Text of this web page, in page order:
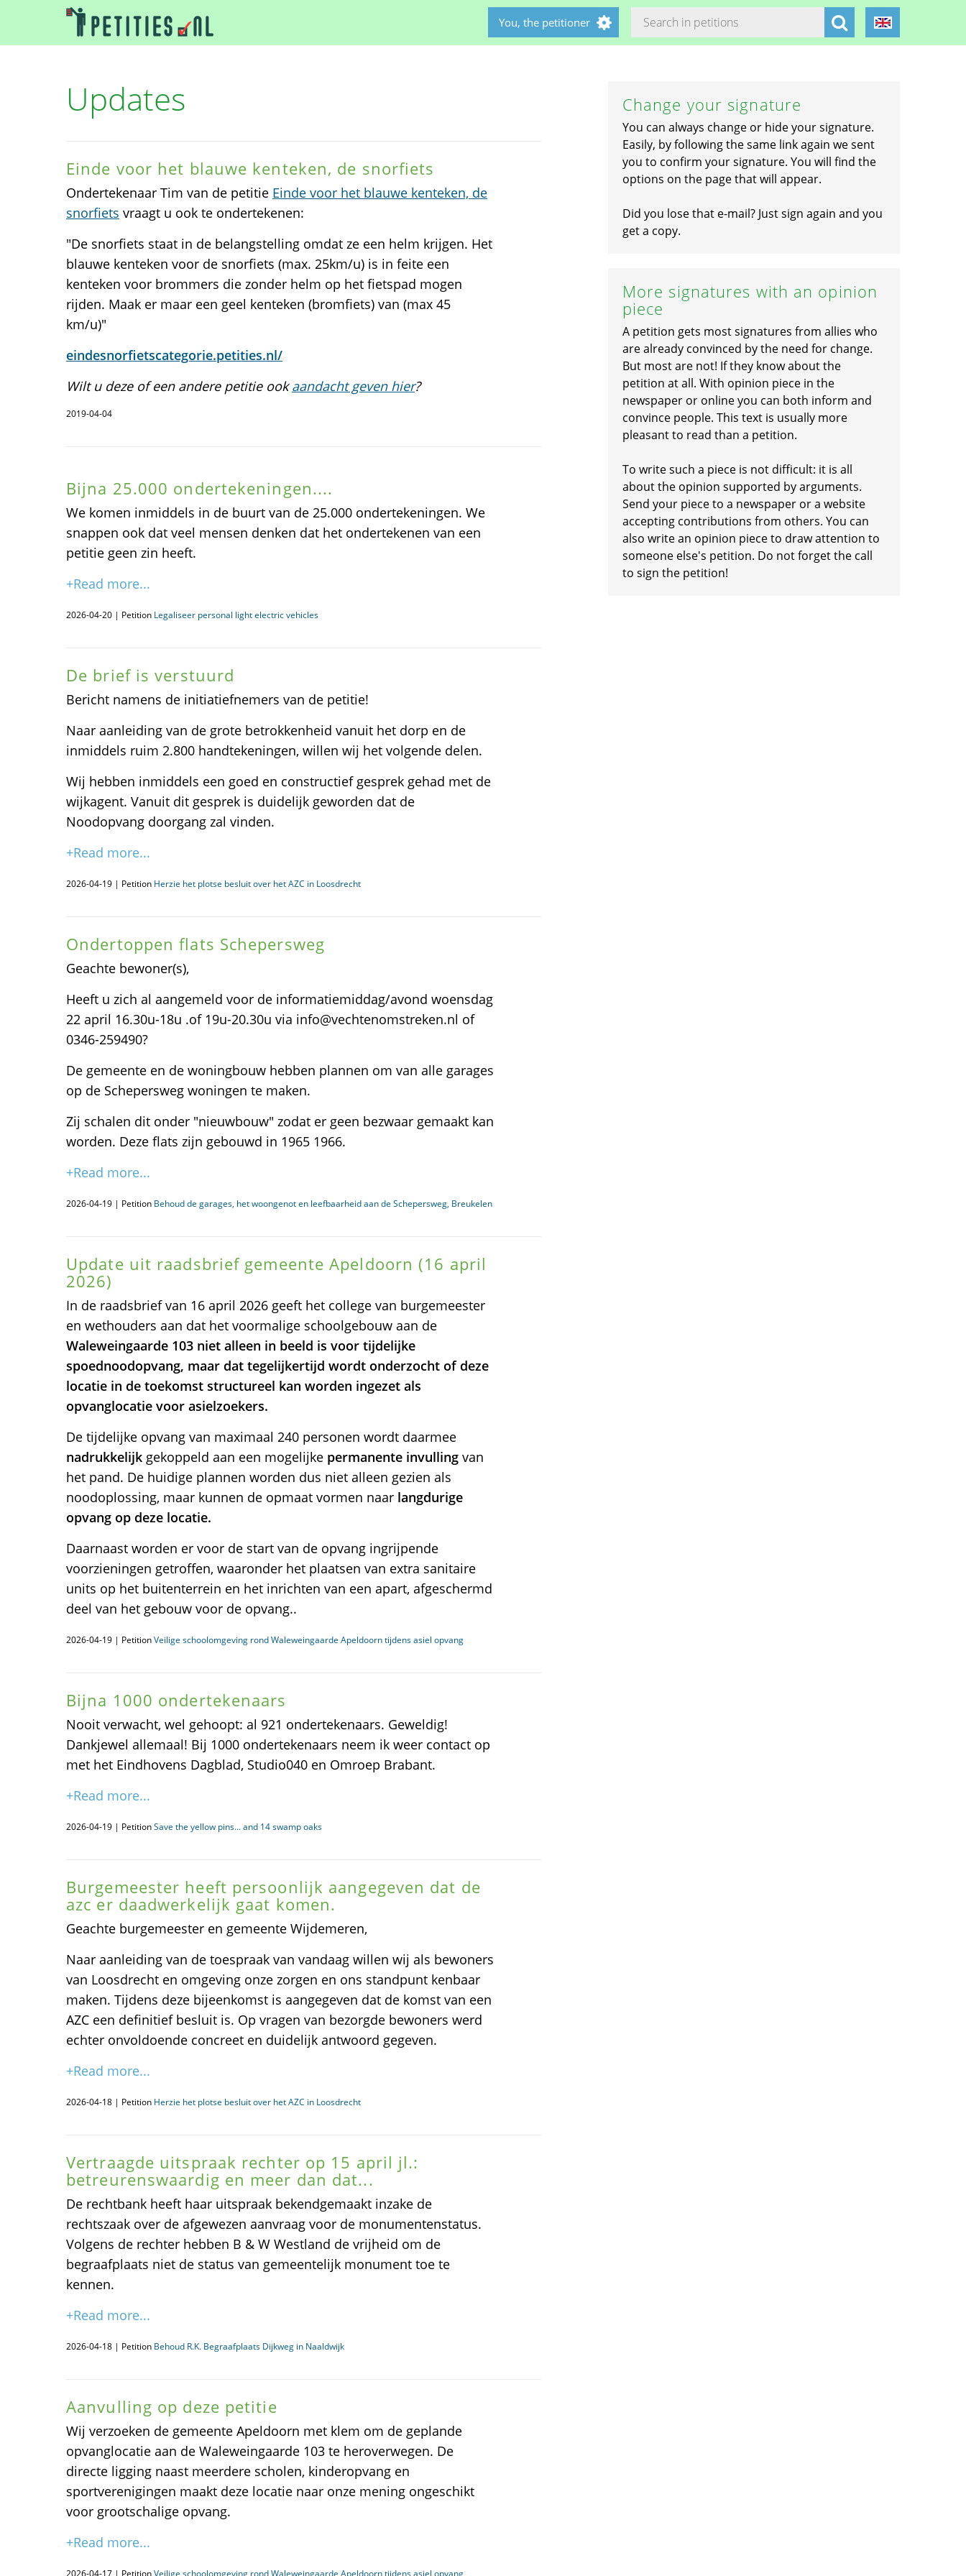
You, the petitioner
Updates
Einde voor het blauwe kenteken, de snorfiets
Ondertekenaar Tim van de petitie Einde voor het blauwe kenteken, de
snorfiets vraagt u ook te ondertekenen:
"De snorfiets staat in de belangstelling omdat ze een helm krijgen. Het
blauwe kenteken voor de snorfiets (max. 25km/u) is in feite een
kenteken voor brommers die zonder helm op het fietspad mogen
rijden. Maak er maar een geel kenteken (bromfiets) van (max 45
km/u)"
eindesnorfietscategorie.petities.nl/
Wilt u deze of een andere petitie ookaandacht geven hier?
2019-04-04
Bijna 25.000 ondertekeningen....
We komen inmiddels in de buurt van de 25.000 ondertekeningen. We
snappen ook dat veel mensen denken dat het ondertekenen van een
petitie geen zin heeft.
+Read more...
2026-04-20 | Petition Legaliseer personal light electric vehicles
De brief is verstuurd
Bericht namens de initiatiefnemers van de petitie!
Naar aanleiding van de grote betrokkenheid vanuit het dorp en de
inmiddels ruim 2.800 handtekeningen, willen wij het volgende delen.
Wij hebben inmiddels een goed en constructief gesprek gehad met de
wijkagent. Vanuit dit gesprek is duidelijk geworden dat de
Noodopvang doorgang zal vinden.
+Read more...
2026-04-19 | Petition Herzie het plotse besluit over het AZC in Loosdrecht
Ondertoppen flats Schepersweg
Geachte bewoner(s),
Heeft u zich al aangemeld voor de informatiemiddag/avond woensdag
22 april 16.30u-18u .of 19u-20.30u via info@vechtenomstreken.nl of
0346-259490?
De gemeente en de woningbouw hebben plannen om van alle garages
op de Schepersweg woningen te maken.
Zij schalen dit onder "nieuwbouw" zodat er geen bezwaar gemaakt kan
worden. Deze flats zijn gebouwd in 1965 1966.
+Read more...
2026-04-19 | Petition Behoud de garages, het woongenot en leefbaarheid aan de Schepersweg, Breukelen
Update uit raadsbrief gemeente Apeldoorn (16 april
2026)
In de raadsbrief van 16 april 2026 geeft het college van burgemeester
en wethouders aan dat het voormalige schoolgebouw aan de
Waleweingaarde 103 niet alleen in beeld is voor tijdelijke
spoednoodopvang, maar dat tegelijkertijd wordt onderzocht of deze
locatie in de toekomst structureel kan worden ingezet als
opvanglocatie voor asielzoekers.
De tijdelijke opvang van maximaal 240 personen wordt daarmee
nadrukkelijk gekoppeld aan een mogelijke permanente invulling van
het pand. De huidige plannen worden dus niet alleen gezien als
noodoplossing, maar kunnen de opmaat vormen naar langdurige
opvang op deze locatie.
Daarnaast worden er voor de start van de opvang ingrijpende
voorzieningen getroffen, waaronder het plaatsen van extra sanitaire
units op het buitenterrein en het inrichten van een apart, afgeschermd
deel van het gebouw voor de opvang..
2026-04-19 | PetitionVeilige schoolomgeving rond Waleweingaarde Apeldoorn tijdens asiel opvang
Bijna 1000 ondertekenaars
Nooit verwacht, wel gehoopt: al 921 ondertekenaars. Geweldig!
Dankjewel allemaal! Bij 1000 ondertekenaars neem ik weer contact op
met het Eindhovens Dagblad, Studio040 en Omroep Brabant.
+Read more...
2026-04-19 | PetitionSave the yellow pins... and 14 swamp oaks
Burgemeester heeft persoonlijk aangegeven dat de
azc er daadwerkelijk gaat komen.
Geachte burgemeester en gemeente Wijdemeren,
Naar aanleiding van de toespraak van vandaag willen wij als bewoners
van Loosdrecht en omgeving onze zorgen en ons standpunt kenbaar
maken. Tijdens deze bijeenkomst is aangegeven dat de komst van een
AZC een definitief besluit is. Op vragen van bezorgde bewoners werd
echter onvoldoende concreet en duidelijk antwoord gegeven.
+Read more...
2026-04-18 | Petition Herzie het plotse besluit over het AZC in Loosdrecht
Vertraagde uitspraak rechter op 15 april jl.:
betreurenswaardig en meer dan dat...
De rechtbank heeft haar uitspraak bekendgemaakt inzake de
rechtszaak over de afgewezen aanvraag voor de monumentenstatus.
Volgens de rechter hebben B & W Westland de vrijheid om de
begraafplaats niet de status van gemeentelijk monument toe te
kennen.
+Read more...
2026-04-18 | Petition Behoud R.K. Begraafplaats Dijkweg in Naaldwijk
Aanvulling op deze petitie
Wij verzoeken de gemeente Apeldoorn met klem om de geplande
opvanglocatie aan de Waleweingaarde 103 te heroverwegen. De
directe ligging naast meerdere scholen, kinderopvang en
sportverenigingen maakt deze locatie naar onze mening ongeschikt
voor grootschalige opvang.
+Read more...
2026-04-17 | PetitionVeilige schoolomgeving rond Waleweingaarde Apeldoorn tijdens asiel opvang
Change your signature
You can always change or hide your signature.
Easily, by following the same link again we sent
you to confirm your signature. You will find the
options on the page that will appear.
Did you lose that e-mail? Just sign again and you
get a copy.
More signatures with an opinion
piece
A petition gets most signatures from allies who
are already convinced by the need for change.
But most are not! If they know about the
petition at all. With opinion piece in the
newspaper or online you can both inform and
convince people. This text is usually more
pleasant to read than a petition.
To write such a piece is not difficult: it is all
about the opinion supported by arguments.
Send your piece to a newspaper or a website
accepting contributions from others. You can
also write an opinion piece to draw attention to
someone else's petition. Do not forget the call
to sign the petition!